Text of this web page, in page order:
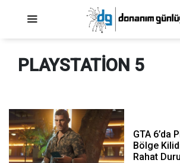
PLAYSTATION 5
GTA 6’da
Bölge
Rahat